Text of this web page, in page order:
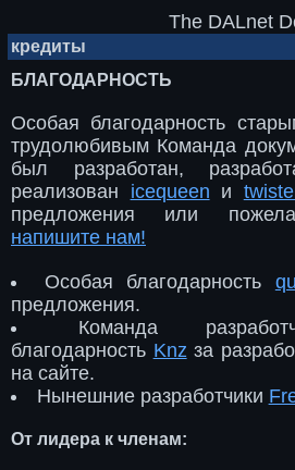
The DALnet
кредиты
БЛАГОДАРНОСТЬ
Особая благодарность
трудолюбивым Команда
был разработан,
реализован icequeen и
предложения или
напишите нам!
Особая благодарность
предложения.
Команда
благодарность Knzза
на сайте.
Нынешние разработчики
От лидера к членам: